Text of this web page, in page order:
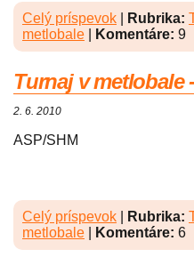
Celý príspevok Rubrika:
metlobale
Komentáre: 9
Turnaj v metlobale
2. 6. 2010
ASP/SHM
Celý príspevok Rubrika:
metlobale
Komentáre: 6